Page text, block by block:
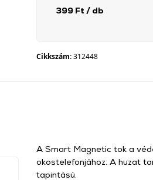
399 Ft / db
Cikkszám:312448
A Smart Magnetic tok a
okostelefonjához. A huzat
tapintású.